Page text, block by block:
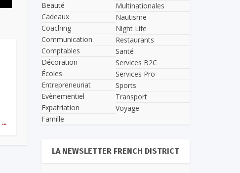
...
Beauté
Cadeaux
Coaching
Communication
Comptables
Décoration
Écoles
Entrepreneuriat
Evènementiel
Expatriation
Famille
Multinationales
Nautisme
Night Life
Restaurants
Santé
Services B2C
Services Pro
Sports
Transport
Voyage
LA NEWSLETTER FRENCH DISTRICT